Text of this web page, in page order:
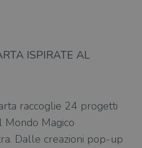
ISPIRATE AL
raccoglie 24 progetti
Mondo Magico
Dalle creazioni pop-up